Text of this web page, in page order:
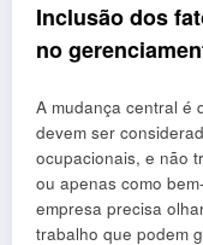
Inclusão dos
no
A mudança central é
devem ser
ocupacionais, e não
ou apenas como
empresa precisa
trabalho que podem